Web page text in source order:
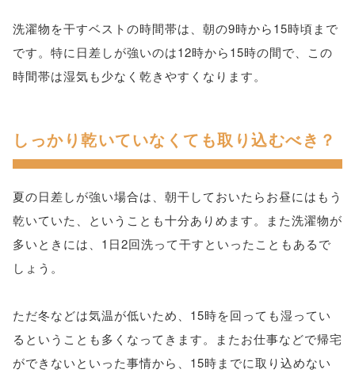
洗濯物を干すベストの時間帯は、朝の9時から15時頃まで
です。特に日差しが強いのは12時から15時の間で、この
時間帯は湿気も少なく乾きやすくなります。
しっかり乾いていなくても取り込むべき？
夏の日差しが強い場合は、朝干しておいたらお昼にはもう
乾いていた、ということも十分ありめます。また洗濯物が
多いときには、1日2回洗って干すといったこともあるで
しょう。
ただ冬などは気温が低いため、15時を回っても湿ってい
るということも多くなってきます。またお仕事などで帰宅
ができないといった事情から、15時までに取り込めない